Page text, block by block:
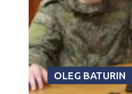
OLEG BATURIN